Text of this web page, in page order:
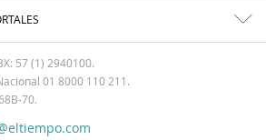
57 (1) 2940100.
01 8000 110 211.
70.